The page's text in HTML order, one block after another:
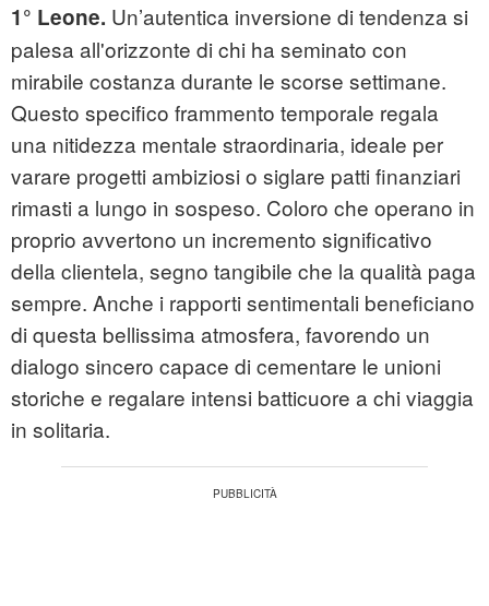
1° Leone. Un’autentica inversione di tendenza si
palesa all'orizzonte di chi ha seminato con
mirabile costanza durante le scorse settimane.
Questo specifico frammento temporale regala
una nitidezza mentale straordinaria, ideale per
varare progetti ambiziosi o siglare patti finanziari
rimasti a lungo in sospeso. Coloro che operano in
proprio avvertono un incremento significativo
della clientela, segno tangibile che la qualità paga
sempre. Anche i rapporti sentimentali beneficiano
di questa bellissima atmosfera, favorendo un
dialogo sincero capace di cementare le unioni
storiche e regalare intensi batticuore a chi viaggia
in solitaria.